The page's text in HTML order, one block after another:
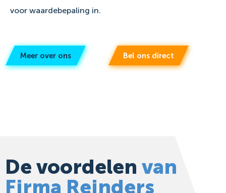
voor waardebepaling in.
Meer over ons Bel ons direct
De voordelen van
Firma Reinders